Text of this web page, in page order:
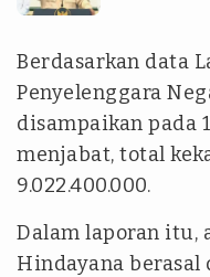
Berdasarkan data
Penyelenggara
disampaikan pada
menjabat, total
9.022.400.000.
Dalam laporan itu,
Hindayana